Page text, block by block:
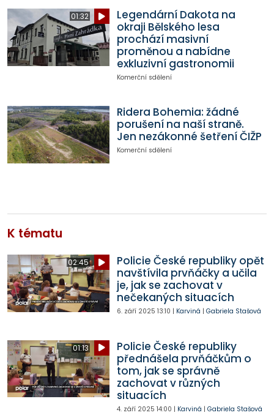
01:32
Legendární Dakota na
okraji Bělského lesa
prochází masivní
proměnou a nabídne
exkluzivní gastronomii
Komerční sdělení
Ridera Bohemia: žádné
porušení na naší straně.
Jen nezákonné šetření ČIŽP
Komerční sdělení
K tématu
02:45
Policie České republiky opět
navštívila prvňáčky a učila
je, jak se zachovat v
nečekaných situacích
6. září 2025 13:10 | Karviná | Gabriela Stašová
01:13
Policie České republiky
přednášela prvňáčkům o
tom, jak se správně
zachovat v různých
situacích
4. září 2025 14:00 | Karviná | Gabriela Stašová